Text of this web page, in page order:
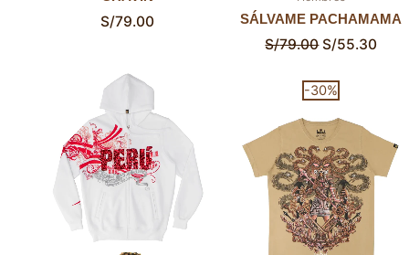
S/79.00 SÁLVAME PACHAMAMA
S/79.00 S/55.30
-30%
El
precio
original
era:
S/79.00.
es:
S/